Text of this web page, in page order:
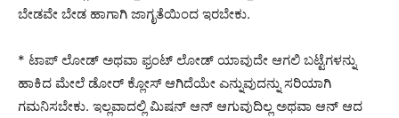
ಬೇಡವೇ ಬೇಡ ಹಾಗಾಗಿ ಜಾಗೃತೆಯಿಂದ ಇರಬೇಕು.
* ಟಾಪ್ ಲೋಡ್ ಅಥವಾ ಫ್ರಂಟ್ ಲೋಡ್ ಯಾವುದೇ ಆಗಲಿ ಬಟ್ಟೆಗಳನ್ನು
ಹಾಕಿದ ಮೇಲೆ ಡೋರ್ ಕ್ಲೋಸ್ ಆಗಿದೆಯೇ ಎನ್ನುವುದನ್ನು ಸರಿಯಾಗಿ
ಗಮನಿಸಬೇಕು. ಇಲ್ಲವಾದಲ್ಲಿ ಮಿಷನ್ ಆನ್ ಆಗುವುದಿಲ್ಲ ಅಥವಾ ಆನ್ ಆದ